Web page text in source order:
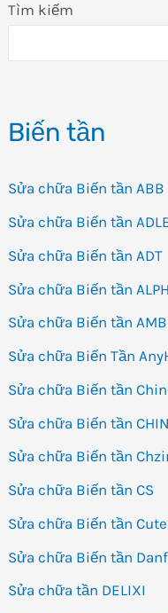
Tìm kiếm
Biến tần
Sửa chữa Biến tần ABB
Sửa chữa Biến tần
Sửa chữa Biến tần ADT
Sửa chữa Biến tần
Sửa chữa Biến tần AMB
Sửa chữa Biến Tần
Sửa chữa Biến tần
Sửa chữa Biến tần
Sửa chữa Biến tần
Sửa chữa Biến tần CS
Sửa chữa Biến tần
Sửa chữa Biến tần
Sửa chữa tần DELIXI
bán
HV480